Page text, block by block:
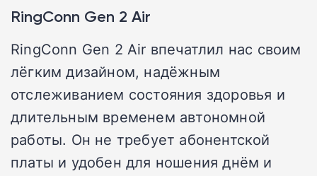
RingConn Gen 2 Air
RingConn Gen 2 Air впечатлил нас своим
лёгким дизайном, надёжным
отслеживанием состояния здоровья и
длительным временем автономной
работы. Он не требует абонентской
платы и удобен для ношения днём и